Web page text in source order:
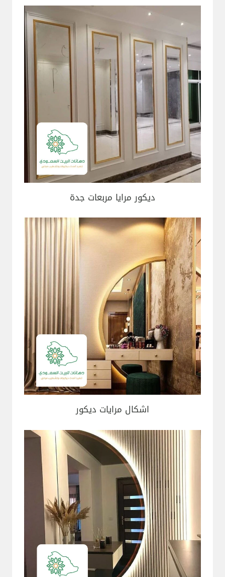
ديكور مرايا مربعات جدة
اشكال مرايات ديكور